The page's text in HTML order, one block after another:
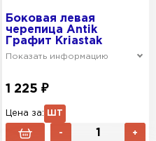
Боковая левая
черепица Antik
Графит Kriastak
Показать информацию
1 225 ₽
Цена за: ШТ
- +